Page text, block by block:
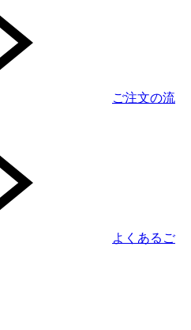
ご注文の流
よくあるご